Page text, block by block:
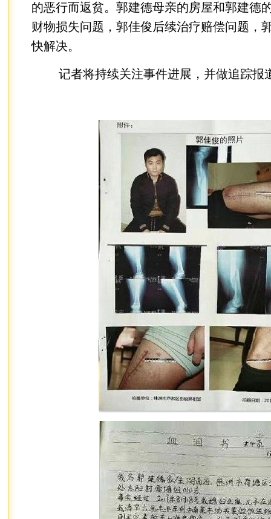
的恶行而返贫。郭建德母亲的房屋和郭建德
财物损失问题，郭佳俊后续治疗赔偿问题，
快解决。
记者将持续关注事件进展，并做追踪报